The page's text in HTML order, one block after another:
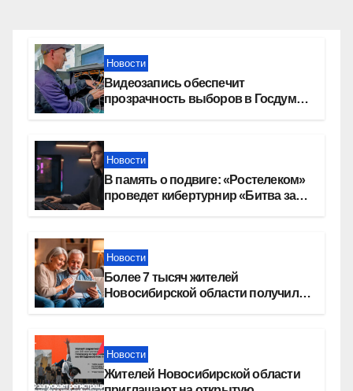
Новости
Видеозапись обеспечит
прозрачность выборов в Госдуму
Новости
В память о подвиге: «Ростелеком»
проведет кибертурнир «Битва за
Новости
Более 7 тысяч жителей
Новосибирской области получили
Новости
Жителей Новосибирской области